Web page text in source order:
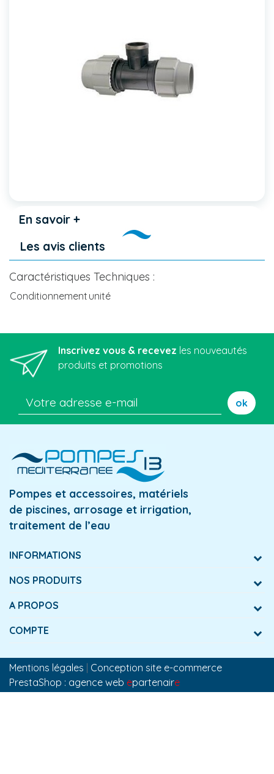
En savoir +
Les avis clients
Caractéristiques Techniques :
Conditionnement unité
Inscrivez vous & recevez les nouveautés
produits et promotions
ok
Pompes et accessoires, matériels
de piscines, arrosage et irrigation,
traitement de l’eau
INFORMATIONS
NOS PRODUITS
A PROPOS
COMPTE
Mentions légales
Conception site e-commerce
PrestaShop : agence web epartenaire